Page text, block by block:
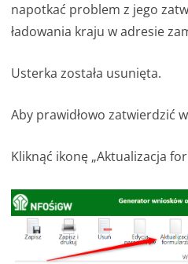
napotkać problem z jego
ładowania kraju w adresie
Usterka została usunięta.
Aby prawidłowo zatwierdzić
Kliknąć ikonę „Aktualizacja